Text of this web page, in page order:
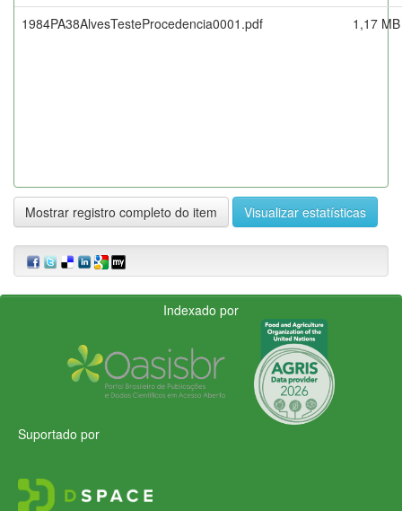
1984PA38AlvesTesteProcedencia0001.pdf
1,17 MB
Mostrar registro completo do item Visualizar estatísticas
Indexado por
Suportado por